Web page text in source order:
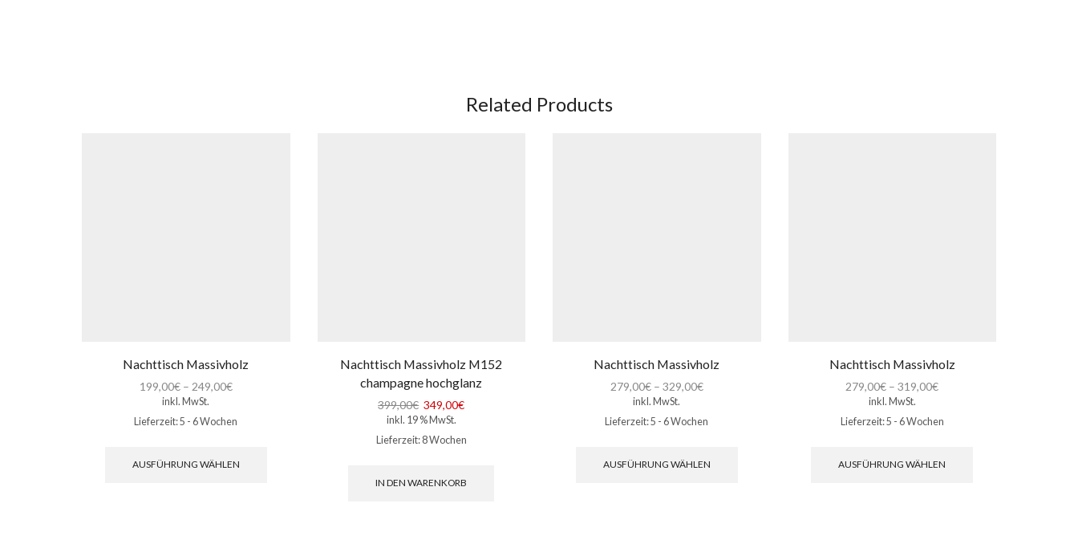
Related Products
Nachttisch Massivholz
199,00€– 249,00€
inkl. MwSt.
Lieferzeit:5 - 6 Wochen
AUSFÜHRUNG WÄHLEN
Nachttisch Massivholz M152
champagne hochglanz
399,00€ Ursprünglicher
Preis
war:
349,00€Aktueller
ist:
inkl. 19 % MwSt.
Lieferzeit: 8 Wochen
IN DEN WARENKORB
Nachttisch Massivholz
279,00€– 329,00€
inkl. MwSt.
Lieferzeit:5 - 6 Wochen
AUSFÜHRUNG WÄHLEN
Nachttisch Massivholz
279,00€ –319,00€
inkl. MwSt.
Lieferzeit:5 - 6 Wochen
AUSFÜHRUNG WÄHLEN